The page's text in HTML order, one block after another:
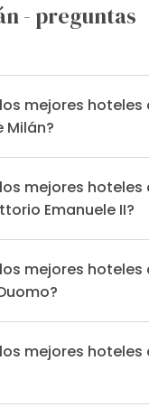
- preguntas
mejores hoteles
Milán?
mejores hoteles
Emanuele II?
mejores hoteles
mejores hoteles